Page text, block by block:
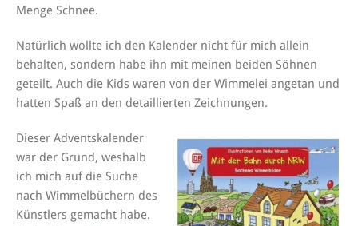
Menge Schnee.
Natürlich wollte ich den Kalender nicht für mich allein
behalten, sondern habe ihn mit meinen beiden Söhnen
geteilt. Auch die Kids waren von der Wimmelei angetan und
hatten Spaß an den detaillierten Zeichnungen.
Dieser Adventskalender
war der Grund, weshalb
ich mich auf die Suche
nach Wimmelbüchern des
Künstlers gemacht habe.